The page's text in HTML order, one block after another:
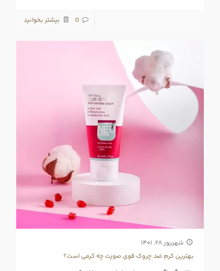
0 بیشتر بخوانید
شهریور ۲۸, ۱۴۰۱
بهترین کرم ضد چروک قوی صورت چه کرمی است؟